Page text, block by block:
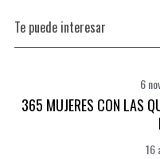
Te puede interesar
6
365 MUJERES CON LAS
16